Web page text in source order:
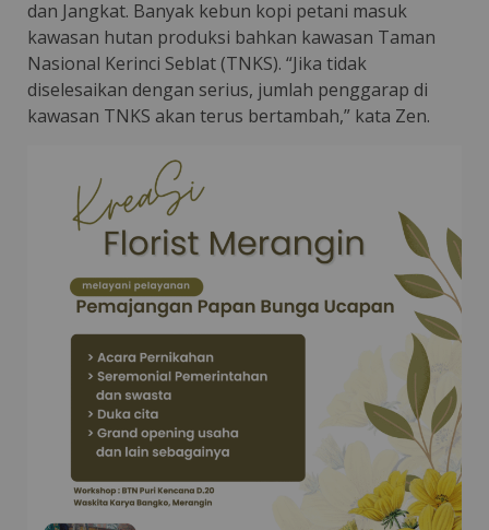
dan Jangkat. Banyak kebun kopi petani masuk
kawasan hutan produksi bahkan kawasan Taman
Nasional Kerinci Seblat (TNKS). “Jika tidak
diselesaikan dengan serius, jumlah penggarap di
kawasan TNKS akan terus bertambah,” kata Zen.